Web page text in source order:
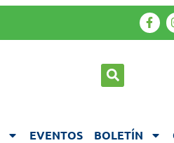
EVENTOS BOLETÍN